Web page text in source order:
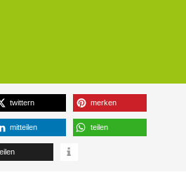
twittern merken
mitteilen teilen